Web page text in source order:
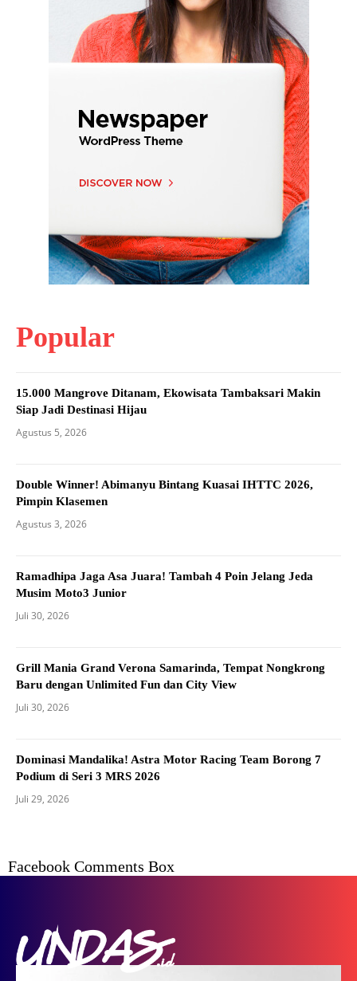
Popular
15.000 Mangrove Ditanam, Ekowisata Tambaksari Makin
Siap Jadi Destinasi Hijau
Agustus 5, 2026
Double Winner! Abimanyu Bintang Kuasai IHTTC 2026,
Pimpin Klasemen
Agustus 3, 2026
Ramadhipa Jaga Asa Juara! Tambah 4 Poin Jelang Jeda
Musim Moto3 Junior
Juli 30, 2026
Grill Mania Grand Verona Samarinda, Tempat Nongkrong
Baru dengan Unlimited Fun dan City View
Juli 30, 2026
Dominasi Mandalika! Astra Motor Racing Team Borong 7
Podium di Seri 3 MRS 2026
Juli 29, 2026
Facebook Comments Box